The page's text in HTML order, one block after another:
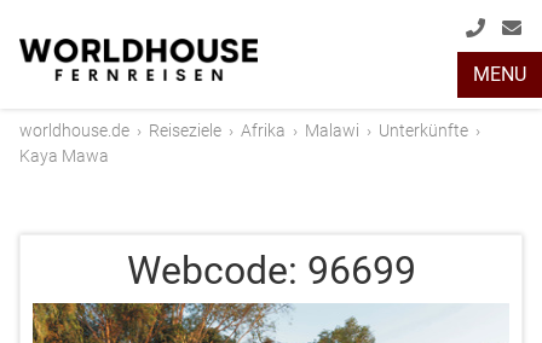
+49
(0)
2048
MENU
worldhouse.de › Reiseziele › Afrika › Malawi › Unterkünfte ›
Kaya Mawa
Webcode: 96699